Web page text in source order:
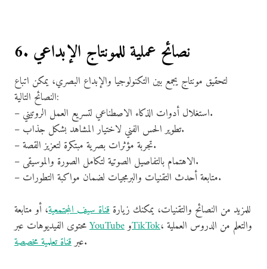
6. نصائح عملية للمونتاج الإبداعي
لتحقيق مونتاج يجمع بين التكنولوجيا والإبداع البصري، يمكن اتباع
النصائح التالية:
– استغلال أدوات الذكاء الاصطناعي لتسريع العمل الروتيني.
– تطوير الحس الفني لاختيار المشاهد بشكل جذاب.
– تجربة مؤثرات بصرية مبتكرة لتعزيز القصة.
– الاهتمام بالتفاصيل الصوتية لتكامل الصورة والموسيقى.
– متابعة أحدث التقنيات والبرمجيات لضمان مواكبة التطورات.
للمزيد من النصائح والتقنيات، يمكنك زيارة قناة سيف المجتمعية، أو متابعة
محتوى الفيديوهات عبرYouTubeوTikTok، والتعلم من الدروس العملية
عبرقناة تعلمية مخصصة .